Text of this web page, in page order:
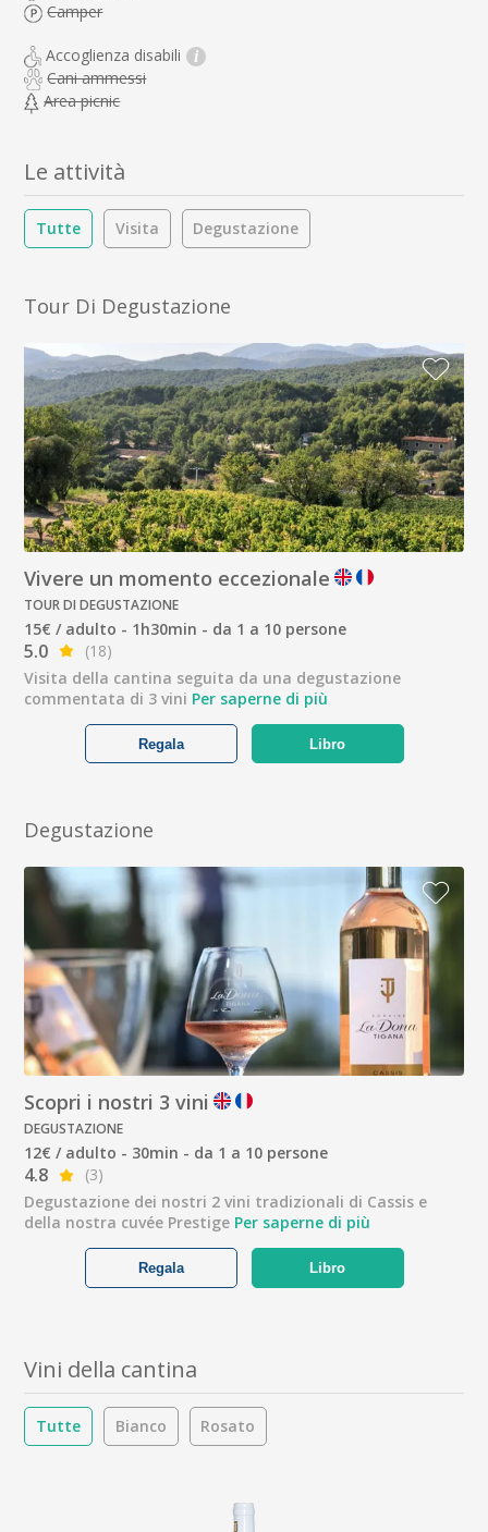
Camper
Accoglienza disabili i
Cani ammessi
Area picnic
Le attività
Tutte Visita Degustazione
Tour Di Degustazione
Vivere un momento eccezionale
TOUR DI DEGUSTAZIONE
15€ / adulto - 1h30min - da 1 a 10 persone
5.0
(18)
Visita della cantina seguita da una degustazione
commentata di 3 vini Per saperne di più
Libro
Regala
Degustazione
Scopri i nostri 3 vini
DEGUSTAZIONE
12€ / adulto - 30min - da 1 a 10 persone
4.8
(3)
Degustazione dei nostri 2 vini tradizionali di Cassis e
della nostra cuvée Prestige Per saperne di più
Libro
Regala
Vini della cantina
Tutte Bianco Rosato